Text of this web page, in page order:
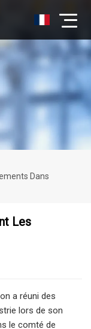
Dans
Les
a réuni des
lors de son
le comté de